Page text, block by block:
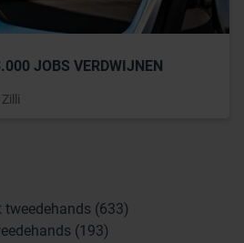
JOBS VERDWIJNEN
tweedehands (633)
(193)